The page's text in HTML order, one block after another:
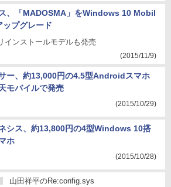
、「MADOSMA」をWindows 10 Mobil
ップグレード
インストールモデルも発売
(2015/11/9)
ー、約13,000円の4.5型Androidスマホ
モバイルで発売
(2015/10/29)
シス、約13,800円の4型Windows 10搭
ホ
(2015/10/28)
山田祥平のRe:config.sys